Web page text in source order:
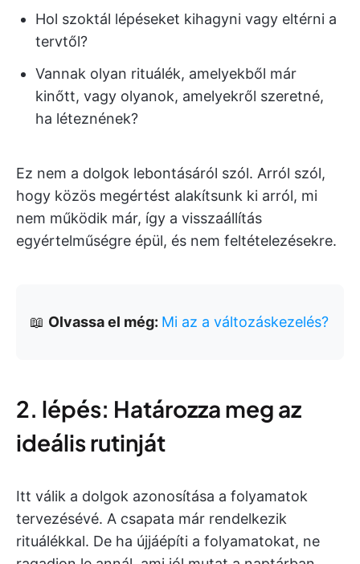
Hol szoktál lépéseket kihagyni vagy eltérni a
tervtől?
Vannak olyan rituálék, amelyekből már
kinőtt, vagy olyanok, amelyekről szeretné,
ha léteznének?
Ez nem a dolgok lebontásáról szól. Arról szól,
hogy közös megértést alakítsunk ki arról, mi
nem működik már, így a visszaállítás
egyértelműségre épül, és nem feltételezésekre.
📖 Olvassa el még: Mi az a változáskezelés?
2. lépés: Határozza meg az
ideális rutinját
Itt válik a dolgok azonosítása a folyamatok
tervezésévé. A csapata már rendelkezik
rituálékkal. De ha újjáépíti a folyamatokat, ne